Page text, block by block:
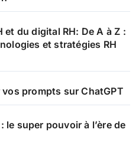
et du digital RH: De A à Z :
et stratégies RH
prompts sur ChatGPT
le super pouvoir à l’ère de